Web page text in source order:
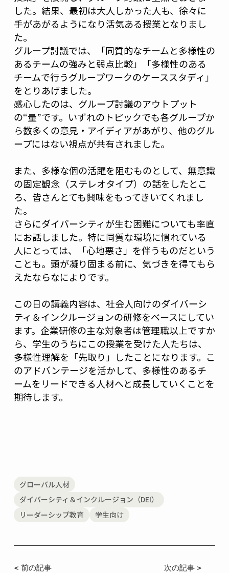
< 前の記事 次の記事 >
グローバル人材
ダイバーシティ＆インクルージョン（DEI）
リーダーシップ教育
学生向け
した。結果、最初は大人しかった人も、徐々に
手があがるようになり活気ある授業となりまし
た。
グループ討議では、「同質的なチームと多様性の
あるチームの強みと弱点比較」「多様性のある
チームで行うグループワークのケーススタディ」
をとりあげました。
感心したのは、グループ討議のアウトプット
の“量”です。いずれのトピックでも各グループか
ら数多くの意見・アイディアがあがり、他のグル
ープにはない視点が共有されました。
また、多様な個の活躍を阻むものとして、無意識
の固定観念（ステレオタイプ）の話をしたとこ
ろ、皆さんとても興味をもってきいてくれまし
た。
さらにダイバーシティが生む困難についても率直
にお話しました。特に同質な環境に慣れている
人にとっては、「心地悪さ」を伴うものだという
ことも。頭が凝り固まる前に、気づきを得てもら
えたならなによりです。
この日の講義内容は、社会人向けのダイバーシ
ティ＆インクルージョンの研修をベースにしてい
ます。企業研修の主な対象者は管理職以上ですか
ら、学生のうちにこの授業を受けた人たちは、
多様性理解を「先取り」したことになります。こ
のアドバンテージを活かして、多様性のあるチ
ームをリードできる人材へと成長していくことを
期待します。